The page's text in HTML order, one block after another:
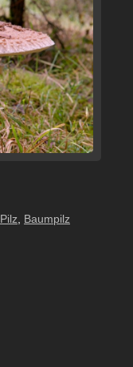
Pilz Baumpilz